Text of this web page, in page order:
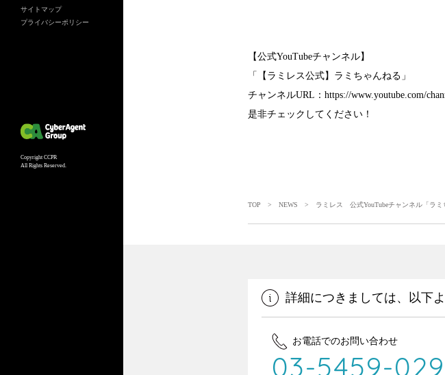
サイトマップ
プライバシーポリシー
Copyright CCPR
All Rights Reserved.
【公式YouTubeチャンネル】
「【ラミレス公式】ラミちゃんねる」
チャンネルURL：https://www.youtube.com/
是非チェックしてください！
TOP > NEWS > ラミレス 公式YouTubeチャンネル「ラミ
詳細につきましては、以下
お電話でのお問い合わせ
03-5459-